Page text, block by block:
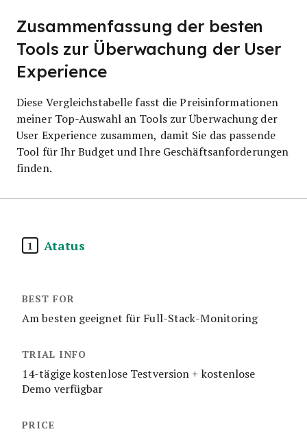
Zusammenfassung der besten
Tools zur Überwachung der User
Experience
Diese Vergleichstabelle fasst die Preisinformationen
meiner Top-Auswahl an Tools zur Überwachung der
User Experience zusammen, damit Sie das passende
Tool für Ihr Budget und Ihre Geschäftsanforderungen
finden.
1 Atatus
Am besten geeignet für Full-Stack-Monitoring
14-tägige kostenlose Testversion + kostenlose
Demo verfügbar